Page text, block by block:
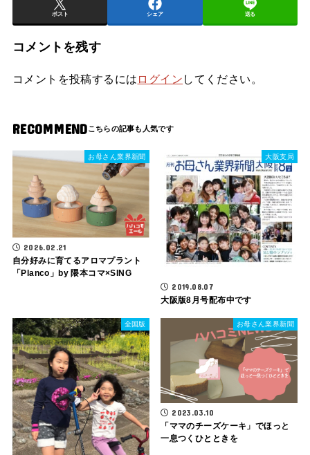
ポスト シェア 送る
コメントを残す
コメントを投稿するには ログイン してください。
RECOMMEND
お母さん業界新聞
2026.02.21
自分好みに育てるアロマプラント
「Planco」by 隈本コマ×SING
大阪支局
2019.08.07
大阪版8月号配布中です
全国版 お母さん業界新聞
2023.03.10
「ママのチーズケーキ」でほっと
一息つくひとときを